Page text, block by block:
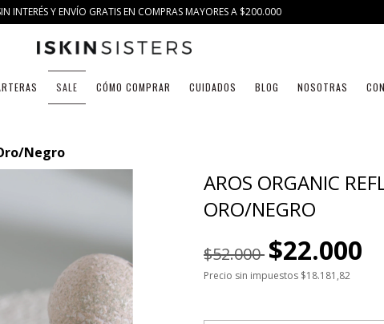
INTERÉS Y ENVÍO GRATIS EN COMPRAS MAYORES A $200.000
SALE CÓMO COMPRAR CUIDADOS BLOG NOSOTRAS
Negro
AROS ORGANIC
ORO/NEGRO
$52.000 $22.000
Precio sin impuestos $18.181,82